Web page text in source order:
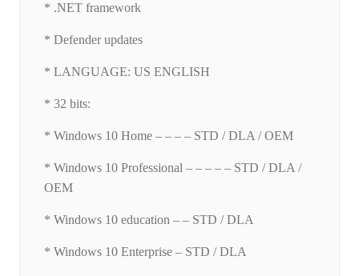
* .NET framework
* Defender updates
* LANGUAGE: US ENGLISH
* 32 bits:
* Windows 10 Home – – – – STD / DLA / OEM
* Windows 10 Professional – – – – – STD / DLA /
OEM
* Windows 10 education – – STD / DLA
* Windows 10 Enterprise – STD / DLA